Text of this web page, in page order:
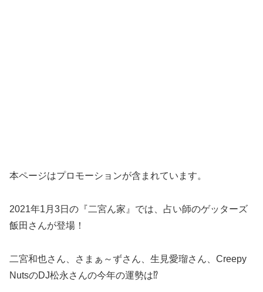
本ページはプロモーションが含まれています。
2021年1月3日の『二宮ん家』では、占い師のゲッターズ
飯田さんが登場！
二宮和也さん、さまぁ～ずさん、生見愛瑠さん、Creepy
NutsのDJ松永さんの今年の運勢は⁉